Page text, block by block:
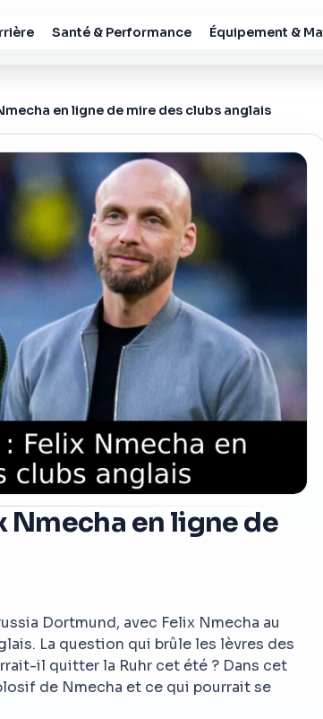
Santé & Performance Équipement &
en ligne de mire des clubs anglais
Nmecha en ligne de
Dortmund, avec Felix Nmecha au
La question qui brûle les lèvres des
il quitter la Ruhr cet été ? Dans cet
de Nmecha et ce qui pourrait se